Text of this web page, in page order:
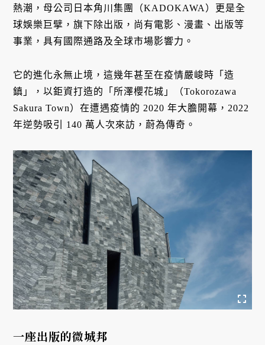
熱潮，母公司日本角川集團（KADOKAWA）更是全
球娛樂巨擘，旗下除出版，尚有電影、漫畫、出版等
事業，具有國際通路及全球市場影響力。
它的進化永無止境，這幾年甚至在疫情嚴峻時「造
鎮」，以鉅資打造的「所澤櫻花城」（Tokorozawa
Sakura Town）在遭遇疫情的 2020 年大膽開幕，2022
年逆勢吸引 140 萬人次來訪，蔚為傳奇。
一座出版的微城邦